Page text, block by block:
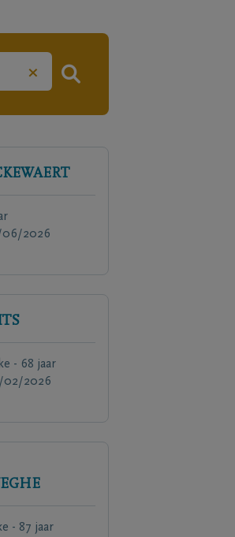
×
06/2026
- 68 jaar
02/2026
- 87 jaar